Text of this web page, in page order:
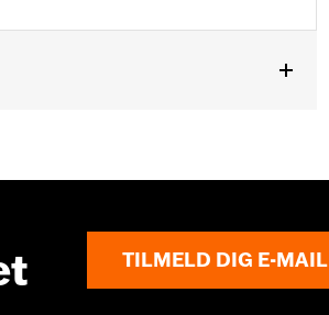
TILMELD DIG E-MAIL